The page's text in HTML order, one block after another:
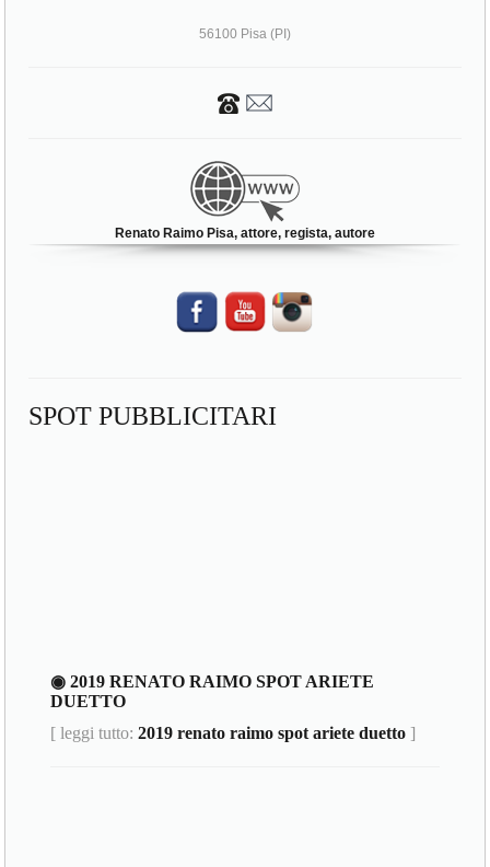
56100 Pisa (PI)
Renato Raimo Pisa, attore, regista, autore
SPOT PUBBLICITARI
◉ 2019 RENATO RAIMO SPOT ARIETE
DUETTO
[ leggi tutto:2019 renato raimo spot ariete duetto ]